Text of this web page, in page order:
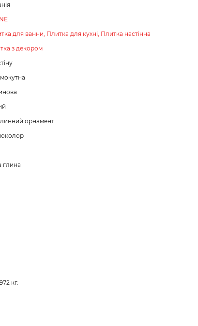
для ванни, Плитка для кухні, Плитка настінна
з декором
орнамент
глина
кг.